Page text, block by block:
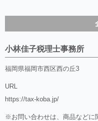
小林佳子税理士事務所
福岡県福岡市西区西の丘3
URL
https://tax-koba.jp/
※お問い合わせは、商品などに